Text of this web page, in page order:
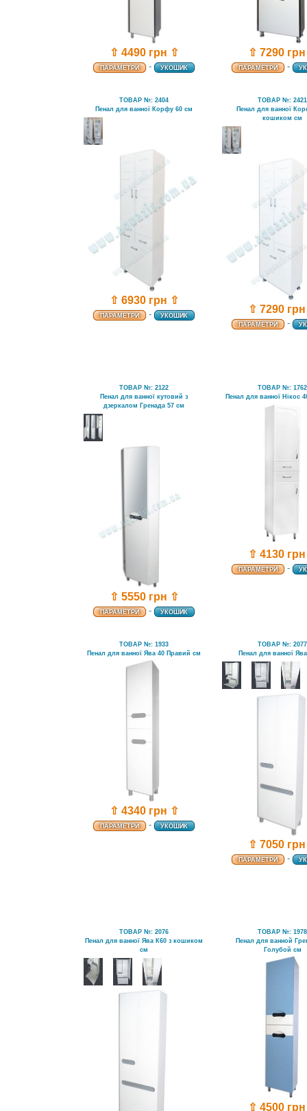
⇧ 4490 грн ⇧
ПАРАМЕТРИ - УКОШИК
⇧ 7290
ПАРАМЕТРИ -
ТОВАР №: 2404
Пенал для ванної Корфу 60 см
⇧ 6930 грн ⇧
ПАРАМЕТРИ - УКОШИК
ТОВАР №: 2421
Пенал для ванної
кошиком см
⇧ 7290
ПАРАМЕТРИ -
ТОВАР №: 2122
Пенал для ванної кутовий з
дзеркалом Гренада 57 см
⇧ 5550 грн ⇧
ПАРАМЕТРИ - УКОШИК
ТОВАР №: 1762
Пенал для ванної Нікос
⇧ 4130
ПАРАМЕТРИ -
ТОВАР №: 1933
Пенал для ванної Ява 40 Правий см
⇧ 4340 грн ⇧
ПАРАМЕТРИ - УКОШИК
ТОВАР №: 2077
Пенал для ванної
⇧ 7050
ПАРАМЕТРИ -
ТОВАР №: 2076
Пенал для ванної Ява К60 з кошиком
см
ТОВАР №: 1978
Пенал для ванной
Голубой см
⇧ 4500